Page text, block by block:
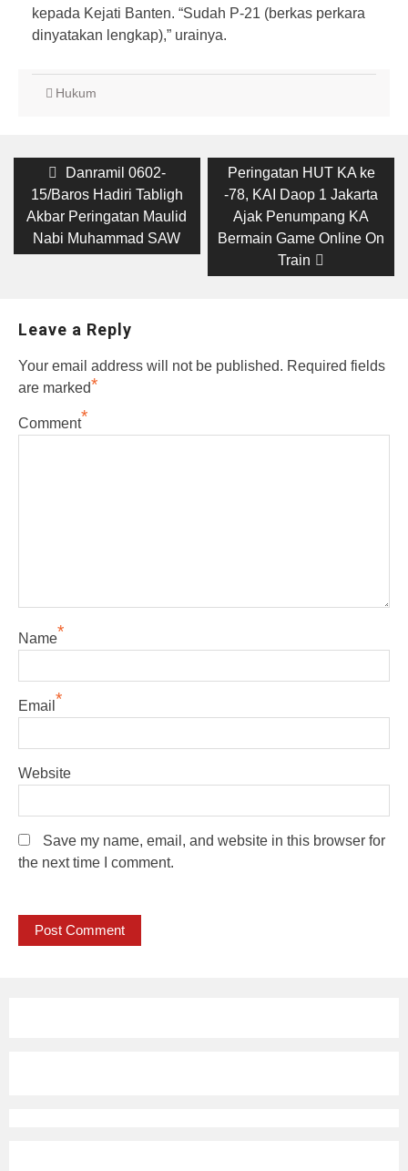
kepada Kejati Banten. “Sudah P-21 (berkas perkara
dinyatakan lengkap),” urainya.
Hukum
Post
navigation
Previous
post:
Danramil 0602-
15/Baros Hadiri Tabligh
Akbar Peringatan Maulid
Nabi Muhammad SAW
Next
post:
Peringatan HUT KA ke
-78, KAI Daop 1 Jakarta
Ajak Penumpang KA
Bermain Game Online On
Train
Leave a Reply
Your email address will not be published. Required fields
are marked*
Comment*
Name*
Email *
Website
Save my name, email, and website in this browser for
the next time I comment.